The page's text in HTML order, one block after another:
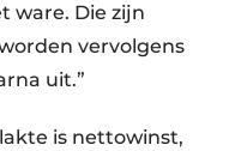
ware. Die zijn
vervolgens
uit.”
is nettowinst,